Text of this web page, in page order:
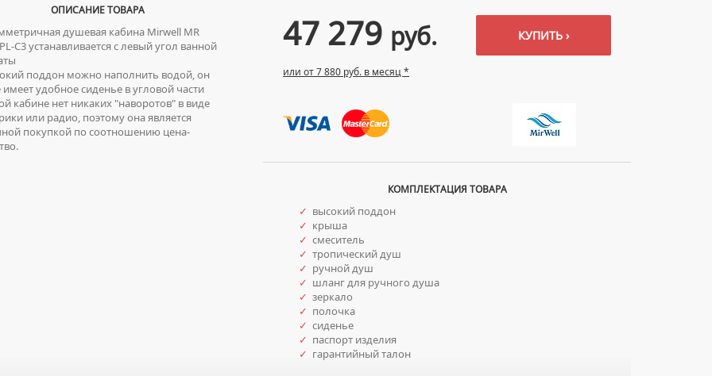
ОПИСАНИЕ ТОВАРА
душевая кабина Mirwell MR
C3 устанавливается с левый угол ванной
поддон можно наполнить водой, он
имеет удобное сиденье в угловой части
кабине нет никаких "наворотов" в виде
или радио, поэтому она является
покупкой по соотношению цена-
47 279 руб.
или от 7 880 руб. в месяц *
КУПИТЬ ›
КОМПЛЕКТАЦИЯ ТОВАРА
✓ высокий поддон
✓ крыша
✓ смеситель
✓ тропический душ
✓ ручной душ
✓ шланг для ручного душа
✓ зеркало
✓ полочка
✓ сиденье
✓ паспорт изделия
✓ гарантийный талон